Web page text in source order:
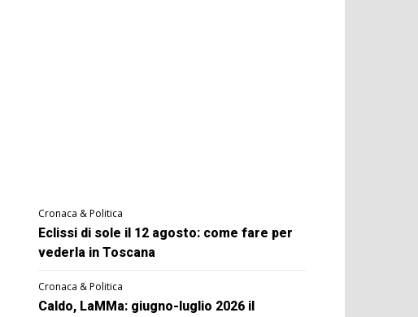
Cronaca & Politica
Eclissi di sole il 12 agosto: come fare per
vederla in Toscana
Cronaca & Politica
Caldo, LaMMa: giugno-luglio 2026 il